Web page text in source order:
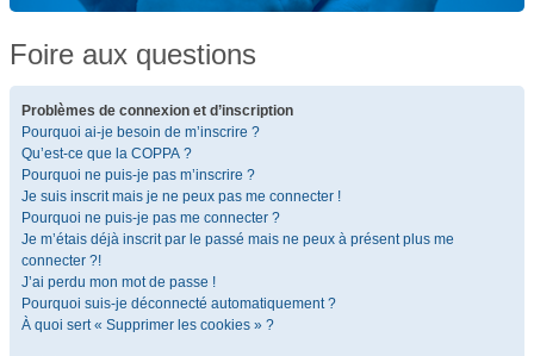
Foire aux questions
Problèmes de connexion et d’inscription
Pourquoi ai-je besoin de m’inscrire ?
Qu’est-ce que la COPPA ?
Pourquoi ne puis-je pas m’inscrire ?
Je suis inscrit mais je ne peux pas me connecter !
Pourquoi ne puis-je pas me connecter ?
Je m’étais déjà inscrit par le passé mais ne peux à présent plus me
connecter ?!
J’ai perdu mon mot de passe !
Pourquoi suis-je déconnecté automatiquement ?
À quoi sert « Supprimer les cookies » ?